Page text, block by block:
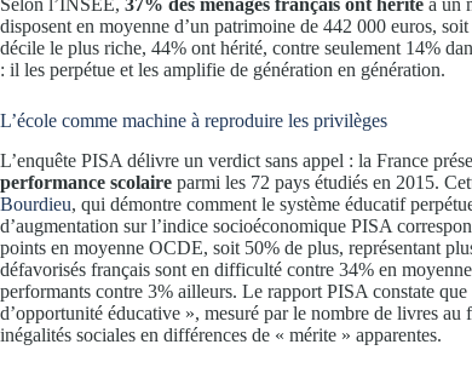
disposent en moyenne d’un patrimoine de 442 000 euros, soit
décile le plus riche, 44% ont hérité, contre seulement 14%
: il les perpétue et les amplifie de génération en génération.
L’école comme machine à reproduire les privilèges
L’enquête PISA délivre un verdict sans appel : la France
performance scolaire parmi les 72 pays étudiés en 2015.
Bourdieu, qui démontre comment le système éducatif
d’augmentation sur l’indice socioéconomique PISA
points en moyenne OCDE, soit 50% de plus, représentant
défavorisés français sont en difficulté contre 34% en
performants contre 3% ailleurs. Le rapport PISA constate
d’opportunité éducative », mesuré par le nombre de livres au
inégalités sociales en différences de « mérite » apparentes.